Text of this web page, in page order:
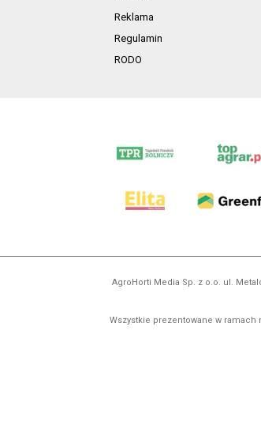
Reklama
Regulamin
RODO
AgroHorti Media Sp. z o.o. ul.
Wszystkie prezentowane w